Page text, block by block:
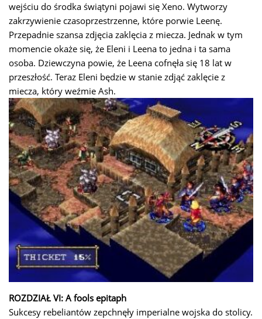
wejściu do środka świątyni pojawi się Xeno. Wytworzy
zakrzywienie czasoprzestrzenne, które porwie Leenę.
Przepadnie szansa zdjęcia zaklęcia z miecza. Jednak w tym
momencie okaże się, że Eleni i Leena to jedna i ta sama
osoba. Dziewczyna powie, że Leena cofnęła się 18 lat w
przeszłość. Teraz Eleni będzie w stanie zdjąć zaklęcie z
miecza, który weźmie Ash.
ROZDZIAŁ VI: A fools epitaph
Sukcesy rebeliantów zepchnęły imperialne wojska do stolicy.